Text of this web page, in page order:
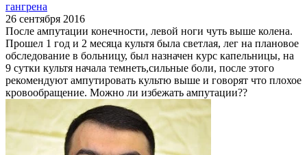
гангрена
26 сентября 2016
После ампутации конечности, левой ноги чуть выше колена.
Прошел 1 год и 2 месяца культя была светлая, лег на плановое
обследование в больницу, был назначен курс капельницы, на
9 сутки культя начала темнеть,сильные боли, после этого
рекомендуют ампутировать культю выше и говорят что плохое
кровообращение. Можно ли избежать ампутации??